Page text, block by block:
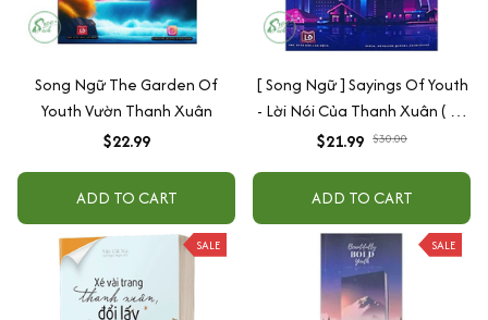
Song Ngữ The Garden Of
Youth Vườn Thanh Xuân
$22.99
ADD TO CART
[ Song Ngữ ] Sayings Of Youth
- Lời Nói Của Thanh Xuân ( có
kèm mã QR quét file nghe)
$21.99 $30.00
ADD TO CART
SALE SALE